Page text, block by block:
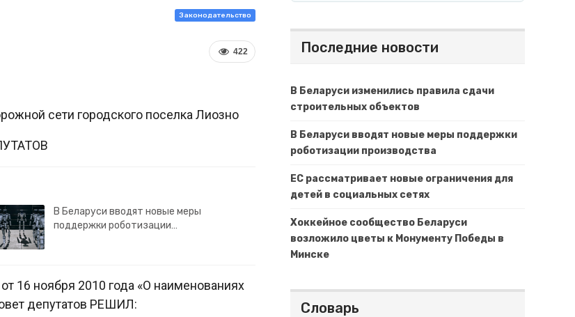
Законодательство
422
сети городского поселка Лиозно
В Беларуси вводят новые меры
поддержки роботизации…
16 ноября 2010 года «О наименованиях
депутатов РЕШИЛ:
Последние новости
В Беларуси изменились правила сдачи
строительных объектов
В Беларуси вводят новые меры поддержки
роботизации производства
ЕС рассматривает новые ограничения для
детей в социальных сетях
Хоккейное сообщество Беларуси
возложило цветы к Монументу Победы в
Минске
Словарь